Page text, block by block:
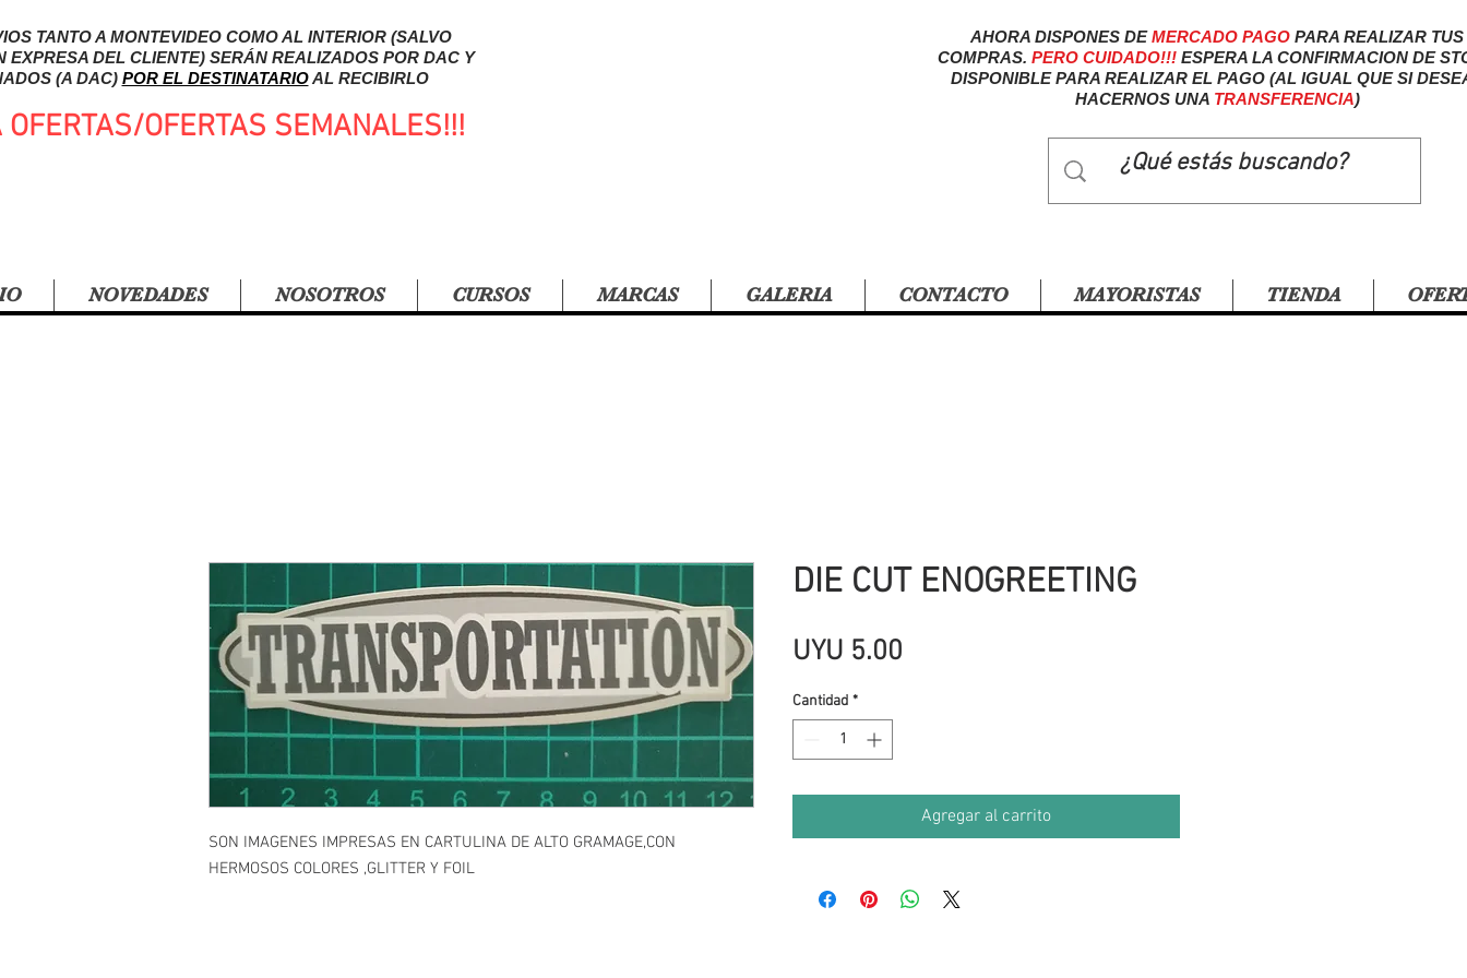
TANTO A MONTEVIDEO COMO AL INTERIOR (SALVO
EXPRESA DEL CLIENTE) SERÁN REALIZADOS POR DAC Y
(A DAC) POR EL DESTINATARIOAL RECIBIRLO
OFERTAS/OFERTAS SEMANALES!!!
AHORA DISPONES DEMERCADO PAGO PARA REALIZAR TUS
COMPRAS. PERO CUIDADO!!!ESPERA LA CONFIRMACION DE
DISPONIBLE PARA REALIZAR EL PAGO (AL IGUAL QUE SI
HACERNOS UNA TRANSFERENCIA)
NOVEDADES NOSOTROS CURSOS MARCAS GALERIA CONTACTO MAYORISTAS TIENDA
SON IMAGENES IMPRESAS EN CARTULINA DE ALTO GRAMAGE,CON
HERMOSOS COLORES ,GLITTER Y FOIL
DIE CUT ENOGREETING
UYU 5.00
Cantidad *
Agregar al carrito